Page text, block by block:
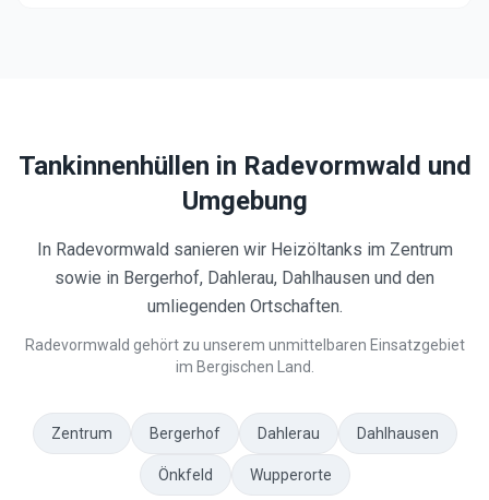
Tankinnenhüllen in Radevormwald und
Umgebung
In Radevormwald sanieren wir Heizöltanks im Zentrum
sowie in Bergerhof, Dahlerau, Dahlhausen und den
umliegenden Ortschaften.
Radevormwald gehört zu unserem unmittelbaren Einsatzgebiet
im Bergischen Land.
Zentrum Bergerhof Dahlerau Dahlhausen
Önkfeld Wupperorte